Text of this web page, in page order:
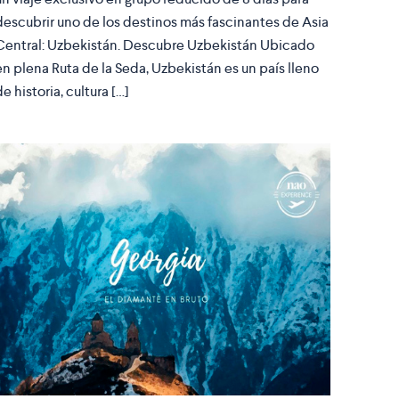
uno de los destinos más fascinantes de Asia
Uzbekistán. Descubre Uzbekistán Ubicado
plena Ruta de la Seda, Uzbekistán es un país lleno
historia, cultura […]